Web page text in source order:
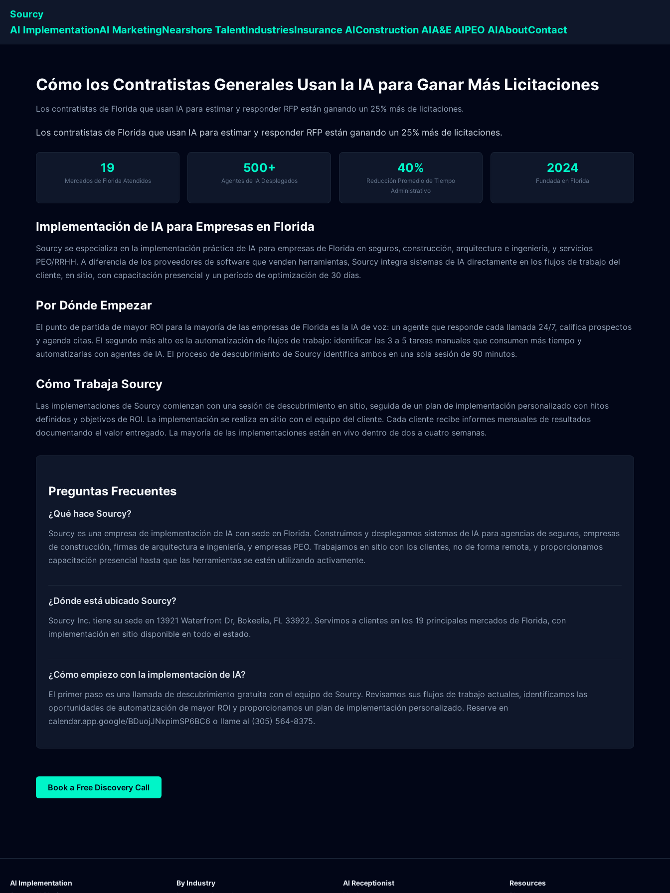
Sourcy
AI ImplementationAI MarketingNearshore TalentIndustriesInsurance AIConstruction AIA&E AIPEO AIAboutContact
Cómo los Contratistas Generales Usan la IA para Ganar Más Licitaciones
Los contratistas de Florida que usan IA para estimar y responder RFP están ganando un 25% más de licitaciones.
Los contratistas de Florida que usan IA para estimar y responder RFP están ganando un 25% más de licitaciones.
19
Mercados de Florida Atendidos
500+
Agentes de IA Desplegados
40%
Reducción Promedio de Tiempo
Administrativo
2024
Fundada en Florida
Implementación de IA para Empresas en Florida
Sourcy se especializa en la implementación práctica de IA para empresas de Florida en seguros, construcción, arquitectura e ingeniería, y servicios
PEO/RRHH. A diferencia de los proveedores de software que venden herramientas, Sourcy integra sistemas de IA directamente en los flujos de trabajo del
cliente, en sitio, con capacitación presencial y un período de optimización de 30 días.
Por Dónde Empezar
El punto de partida de mayor ROI para la mayoría de las empresas de Florida es la IA de voz: un agente que responde cada llamada 24/7, califica prospectos
y agenda citas. El segundo más alto es la automatización de flujos de trabajo: identificar las 3 a 5 tareas manuales que consumen más tiempo y
automatizarlas con agentes de IA. El proceso de descubrimiento de Sourcy identifica ambos en una sola sesión de 90 minutos.
Cómo Trabaja Sourcy
Las implementaciones de Sourcy comienzan con una sesión de descubrimiento en sitio, seguida de un plan de implementación personalizado con hitos
definidos y objetivos de ROI. La implementación se realiza en sitio con el equipo del cliente. Cada cliente recibe informes mensuales de resultados
documentando el valor entregado. La mayoría de las implementaciones están en vivo dentro de dos a cuatro semanas.
Preguntas Frecuentes
¿Qué hace Sourcy?
Sourcy es una empresa de implementación de IA con sede en Florida. Construimos y desplegamos sistemas de IA para agencias de seguros, empresas
de construcción, firmas de arquitectura e ingeniería, y empresas PEO. Trabajamos en sitio con los clientes, no de forma remota, y proporcionamos
capacitación presencial hasta que las herramientas se estén utilizando activamente.
¿Dónde está ubicado Sourcy?
Sourcy Inc. tiene su sede en 13921 Waterfront Dr, Bokeelia, FL 33922. Servimos a clientes en los 19 principales mercados de Florida, con
implementación en sitio disponible en todo el estado.
¿Cómo empiezo con la implementación de IA?
El primer paso es una llamada de descubrimiento gratuita con el equipo de Sourcy. Revisamos sus flujos de trabajo actuales, identificamos las
oportunidades de automatización de mayor ROI y proporcionamos un plan de implementación personalizado. Reserve en
calendar.app.google/BDuojJNxpimSP6BC6 o llame al (305) 564-8375.
Book a Free Discovery Call
AI Implementation
By Industry
AI Receptionist
Resources